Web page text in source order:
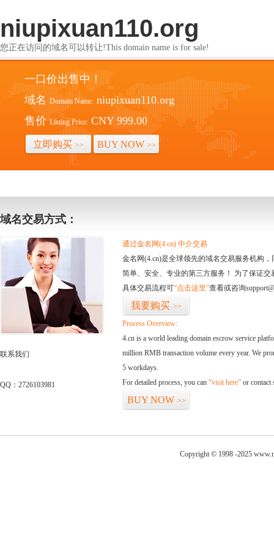
niupixuan110.org
您正在访问的域名可以转让!This domain name is for sale!
一口价出售中！
域名 Domain Name: niupixuan110.org
售价 Listing Price: CNY 999.00
立即购买 >> BUY NOW >>
域名交易方式：
联系我们
QQ：2726103981
通过金名网(4.cn) 中介交易
金名网(4.cn)是全球领先的域名交易服务机构
简单、安全、专业的第三方服务！ 为了保证
具体交易流程可“点击这里”查看或咨询
我要购买 >>
Process Overview:
4.cn is a world leading domain escrow service
million RMB transaction volume every year. We
5 workdays.
For detailed process, you can “visit here” or contact
BUY NOW >>
Copyright © 1998 -2025